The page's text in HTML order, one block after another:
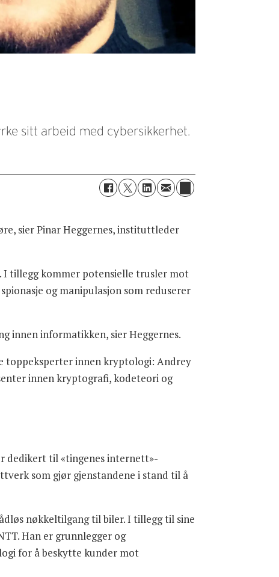
sitt arbeid med cybersikkerhet.
sier Pinar Heggernes, instituttleder
I tillegg kommer potensielle trusler mot
og manipulasjon som reduserer
innen informatikken, sier Heggernes.
toppeksperter innen kryptologi: Andrey
innen kryptografi, kodeteori og
dedikert til «tingenes internett»-
som gjør gjenstandene i stand til å
nøkkeltilgang til biler. I tillegg til sine
Han er grunnlegger og
for å beskytte kunder mot